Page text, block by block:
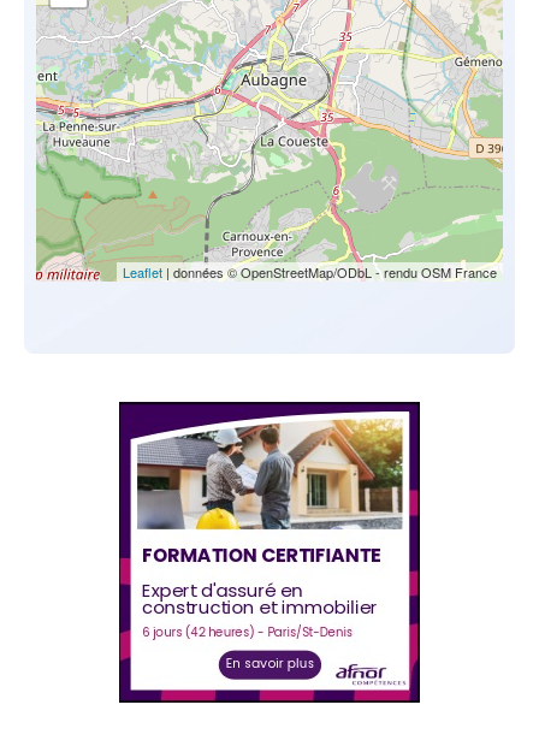
Leaflet | données © OpenStreetMap/ODbL - rendu OSM France